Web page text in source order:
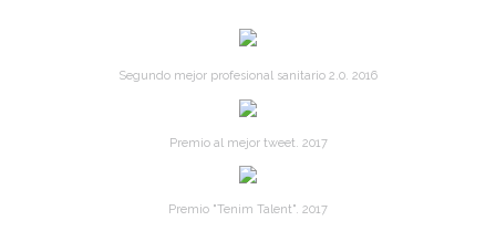
Segundo mejor profesional sanitario 2.0. 2016
Premio al mejor tweet. 2017
Premio "Tenim Talent". 2017